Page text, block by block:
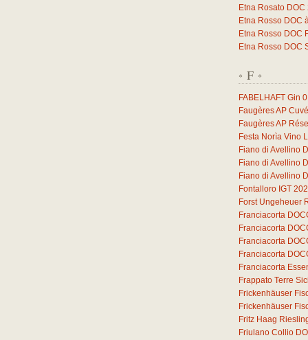
Etna Rosato DOC
Etna Rosso DOC
Etna Rosso DOC
Etna Rosso DOC
* F *
FABELHAFT Gin
Faugères AP
Faugères AP
Festa Norìa Vino
Fiano di Avellino
Fiano di Avellino
Fiano di Avellino
Fontalloro IGT
Forst Ungeheuer
Franciacorta
Franciacorta
Franciacorta
Franciacorta
Franciacorta
Frappato Terre
Frickenhäuser
Frickenhäuser
Fritz Haag
Friulano Collio